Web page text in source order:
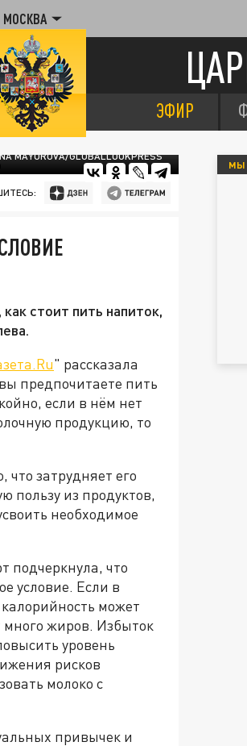
МОСКВА
ЭФИР
MAYOROVA/GLOBALLOOKPRESS
стоит пить напиток,
" рассказала
предпочитаете пить
если в нём нет
продукцию, то
затрудняет его
пользу из продуктов,
необходимое
подчеркнула, что
условие. Если в
может
много жиров. Избыток
уровень
рисков
молоко с
привычек и
МЫ